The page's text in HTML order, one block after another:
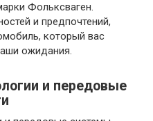
Фольксваген.
и предпочтений,
который вас
ожидания.
и передовые